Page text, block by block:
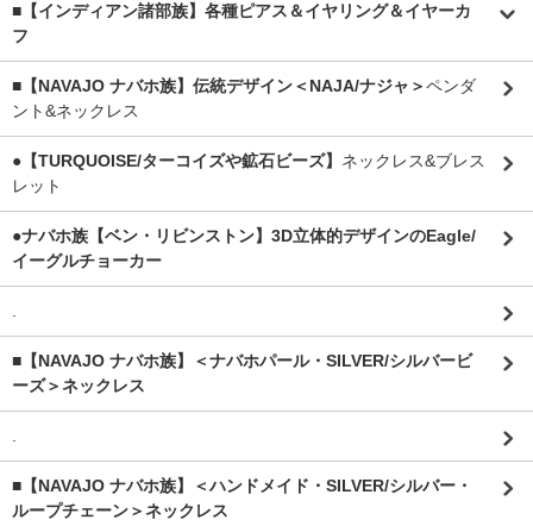
■【インディアン諸部族】各種ピアス＆イヤリング＆イヤーカ
フ
■【NAVAJO ナバホ族】伝統デザイン＜NAJA/ナジャ＞ペンダ
ント&ネックレス
●【TURQUOISE/ターコイズや鉱石ビーズ】 ネックレス&ブレス
レット
●ナバホ族【ベン・リビンストン】3D立体的デザインのEagle/
イーグルチョーカー
.
■【NAVAJO ナバホ族】＜ナバホパール・SILVER/シルバービ
ーズ＞ネックレス
.
■【NAVAJO ナバホ族】＜ハンドメイド・SILVER/シルバー・
ループチェーン＞ネックレス